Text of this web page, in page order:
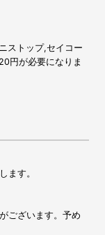
ストップ,セイコー
円が必要になりま
ます。
ございます。予め